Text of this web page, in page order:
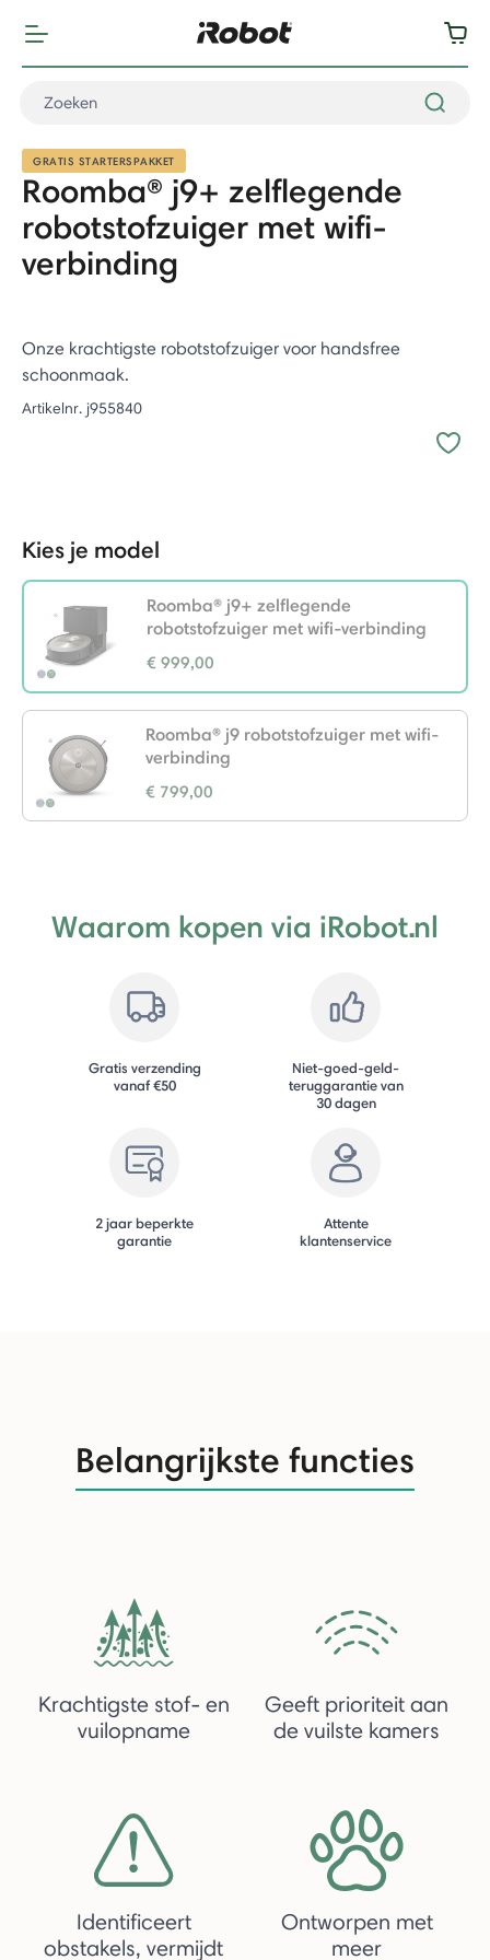
GRATIS STARTERSPAKKET
Roomba® j9+ zelflegende
robotstofzuiger met wifi-
verbinding
Onze krachtigste robotstofzuiger voor handsfree
schoonmaak.
Artikelnr. j955840
Kies je model
Roomba® j9+ zelflegende
robotstofzuiger met wifi-verbinding
€ 999,00
selected
Roomba® j9 robotstofzuiger met wifi-
verbinding
€ 799,00
Waarom kopen via iRobot.nl
Gratis verzending
vanaf €50
Niet-goed-geld-
teruggarantie van
30 dagen
2 jaar beperkte
garantie
Attente
klantenservice
Belangrijkste functies
Krachtigste stof- en
vuilopname
Geeft prioriteit aan
de vuilste kamers
Identificeert
obstakels, vermijdt
Ontworpen met
meer